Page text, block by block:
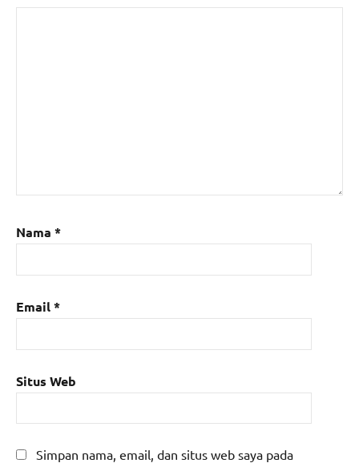
Nama *
Email*
Situs Web
Simpan nama, email, dan situs web saya pada